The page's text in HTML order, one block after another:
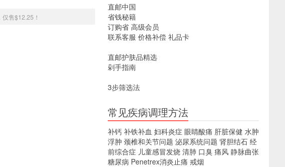
售$12.25！
直邮中国
省钱秘籍
订购省 高级会员
联系客服 价格补偿 礼品卡
直邮护肤品精选
剁手指南
3步筛选法
常见疾病调理方法
补钙 补铁补血 妇科炎症 眼睛酸痛 肝脏保健 水肿
浮肿 颈椎和关节问题 泌尿系统问题 肾胆结石 经
前综合症 儿童感冒发烧 清肺 口臭 痛风 静脉曲张
糖尿病 Penetrex消炎止痛 戒烟